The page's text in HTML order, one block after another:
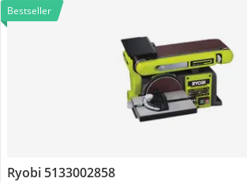
Bestseller
Ryobi 5133002858